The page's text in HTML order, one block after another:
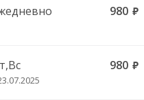
980 руб.
980 руб.